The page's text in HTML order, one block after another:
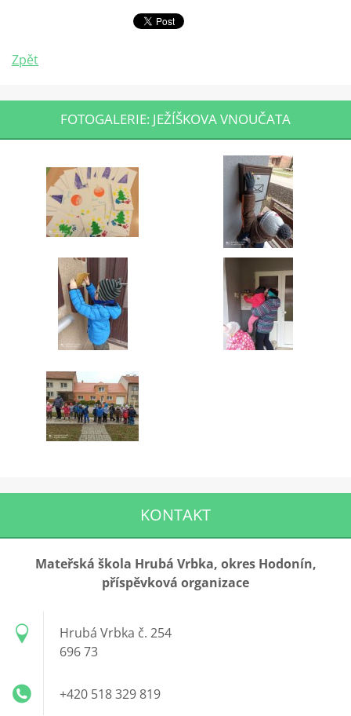
Zpět
FOTOGALERIE: JEŽÍŠKOVA VNOUČATA
KONTAKT
Mateřská škola Hrubá Vrbka, okres Hodonín,
příspěvková organizace
Hrubá Vrbka č. 254
696 73
+420 518 329 819